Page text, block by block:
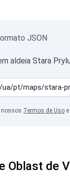
JSON
aldeia Stara
nossos Termos de Uso
Oblast de